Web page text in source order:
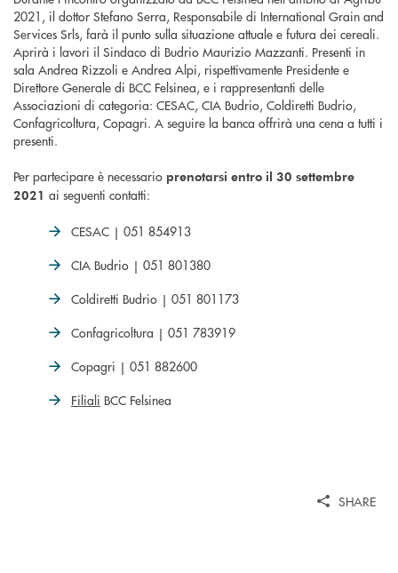
2021, il dottor Stefano Serra, Responsabile di International Grain and
Services Srls, farà il punto sulla situazione attuale e futura dei cereali.
Aprirà i lavori il Sindaco di Budrio Maurizio Mazzanti. Presenti in
sala Andrea Rizzoli e Andrea Alpi, rispettivamente Presidente e
Direttore Generale di BCC Felsinea, e i rappresentanti delle
Associazioni di categoria: CESAC, CIA Budrio, Coldiretti Budrio,
Confagricoltura, Copagri. A seguire la banca offrirà una cena a tutti i
presenti.
Per partecipare è necessario prenotarsi entro il 30 settembre
2021 ai seguenti contatti:
CESAC | 051 854913
CIA Budrio | 051 801380
Coldiretti Budrio | 051 801173
Confagricoltura | 051 783919
Copagri | 051 882600
Filiali BCC Felsinea
SHARE